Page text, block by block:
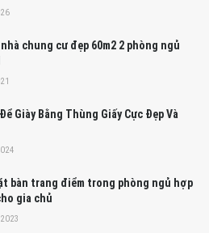
chung cư đẹp 60m2 2 phòng ngủ
Giày Bằng Thùng Giấy Cực Đẹp Và
bàn trang điểm trong phòng ngủ hợp
gia chủ